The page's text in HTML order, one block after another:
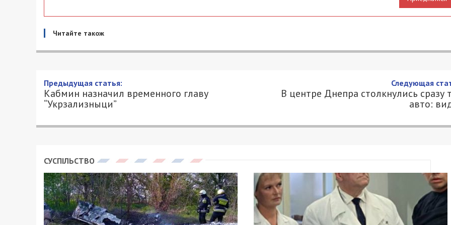
Читайте також
Предыдущая статья:
Кабмин назначил временного главу
“Укрзализныци”
Следующая
В центре Днепра столкнулись сразу
авто:
СУСПІЛЬСТВО